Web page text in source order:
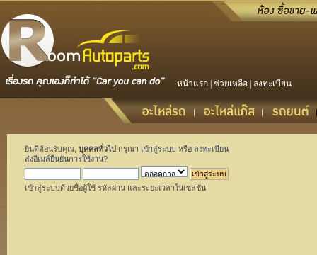
หน้าแรก ช่วยเหลือ ลงทะเบียน
ยินดีต้อนรับคุณ, บุคคลทั่วไป กรุณา เข้าสู่ระบบ หรือ ลงทะเบียน
ส่งอีเมล์ยืนยันการใช้งาน?
เข้าสู่ระบบด้วยชื่อผู้ใช้ รหัสผ่าน และระยะเวลาในเซสชั่น